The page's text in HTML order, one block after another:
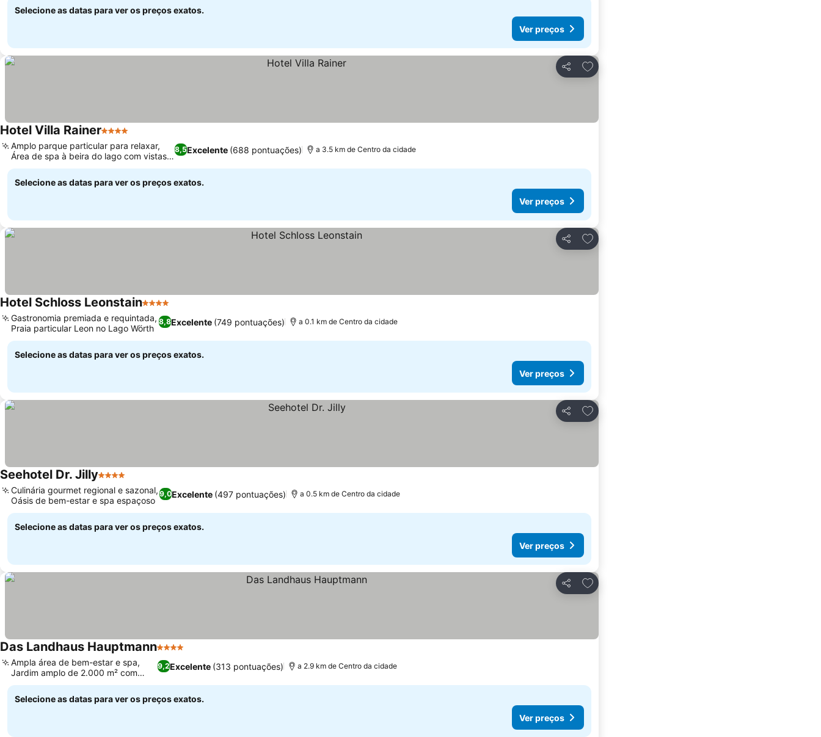
Selecione as datas para ver os preços exatos.
Ver preços
Partilhar
Adicionar aos favoritos
Hotel Villa Rainer4 Estrelas
8,5Excelente (688 pontuações)
Amplo parque particular para relaxar,
Área de spa à beira do lago com vistas
serenas
a 3.5 km de Centro da cidade
Selecione as datas para ver os preços exatos.
Ver preços
Partilhar
Adicionar aos favoritos
Hotel Schloss Leonstain4 Estrelas
8,8Excelente (749 pontuações)
Gastronomia premiada e requintada,
Praia particular Leon no Lago Wörth
a 0.1 km de Centro da cidade
Selecione as datas para ver os preços exatos.
Ver preços
Partilhar
Adicionar aos favoritos
Seehotel Dr. Jilly4 Estrelas
9,0Excelente (497 pontuações)
Culinária gourmet regional e sazonal,
Oásis de bem-estar e spa espaçoso
a 0.5 km de Centro da cidade
Selecione as datas para ver os preços exatos.
Ver preços
Partilhar
Adicionar aos favoritos
Das Landhaus Hauptmann4 Estrelas
9,2Excelente (313 pontuações)
Ampla área de bem-estar e spa,
Jardim amplo de 2.000 m² com
piscina
a 2.9 km de Centro da cidade
Selecione as datas para ver os preços exatos.
Ver preços